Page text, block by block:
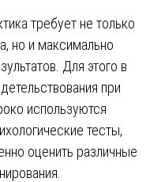
требует не только
но и максимально
Для этого в
при
используются
тесты,
оценить различные